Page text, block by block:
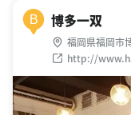
B 博多一双
福岡県福岡市
http://